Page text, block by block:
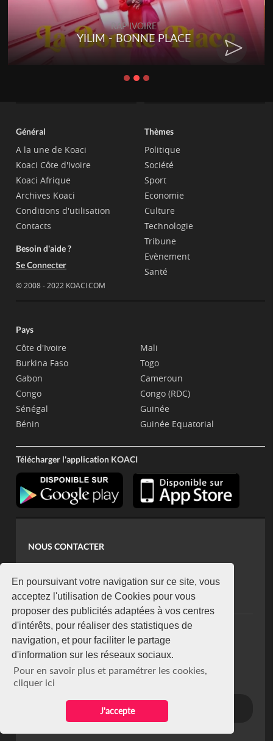
En poursuivant votre navigation sur ce site, vous
acceptez l'utilisation de Cookies pour vous
proposer des publicités adaptées à vos centres
d'intérêts, pour réaliser des statistiques de
navigation, et pour faciliter le partage
d'information sur les réseaux sociaux.
Pour en savoir plus et paramétrer les cookies,
cliquer ici
J'accepte
RAP IVOIRE
YILIM - BONNE PLACE
Général
A la une de Koaci
Koaci Côte d'Ivoire
Koaci Afrique
Archives Koaci
Conditions d'utilisation
Contacts
Besoin d'aide ?
Se Connecter
© 2008 - 2022 KOACI.COM
Thèmes
Politique
Société
Sport
Economie
Culture
Technologie
Tribune
Evènement
Santé
Pays
Côte d'Ivoire
Burkina Faso
Gabon
Congo
Sénégal
Bénin
Mali
Togo
Cameroun
Congo (RDC)
Guinée
Guinée Equatorial
Télécharger l'application KOACI
NOUS CONTACTER
koaci@yahoo.fr
+225 07 08 85 52 93
NEWSLETTER
Restez connecté via notre newsletter
S'abonner
Se désabonner